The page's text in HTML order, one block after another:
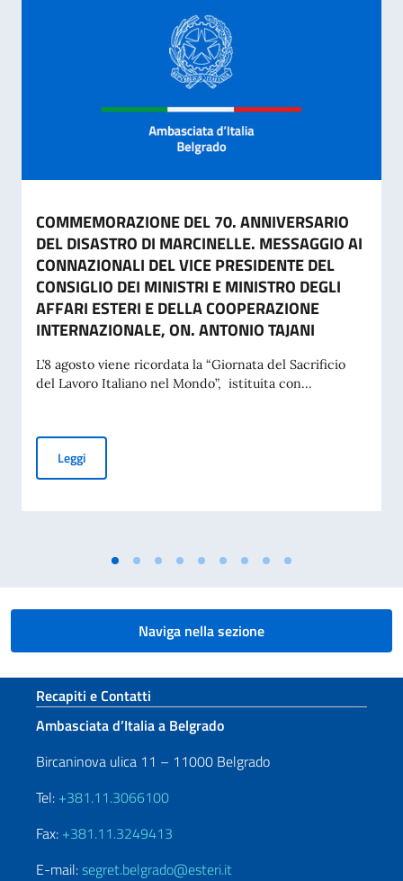
COMMEMORAZIONE DEL 70. ANNIVERSARIO
DEL DISASTRO DI MARCINELLE. MESSAGGIO AI
CONNAZIONALI DEL VICE PRESIDENTE DEL
CONSIGLIO DEI MINISTRI E MINISTRO DEGLI
AFFARI ESTERI E DELLA COOPERAZIONE
INTERNAZIONALE, ON. ANTONIO TAJANI
L’8 agosto viene ricordata la “Giornata del Sacrificio
del Lavoro Italiano nel Mondo”, istituita con...
LeggiCOMMEMORAZIONE DEL 70. ANNIVERSARIO DEL
Naviga nella sezione
Sezione footer
Recapiti e Contatti
Ambasciata d’Italia a Belgrado
Bircaninova ulica 11 – 11000 Belgrado
Tel: +381.11.3066100
Fax: +381.11.3249413
E-mail:segret.belgrado@esteri.it